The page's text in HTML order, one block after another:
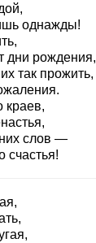
однажды!
дни рождения,
так прожить,
краев,
слов —
счастья!